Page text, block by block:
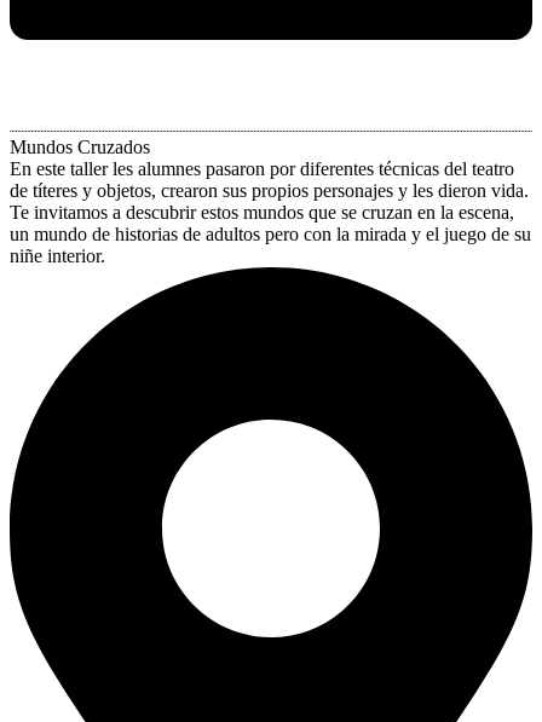
Mundos Cruzados
En este taller les alumnes pasaron por diferentes técnicas del teatro
de títeres y objetos, crearon sus propios personajes y les dieron vida.
Te invitamos a descubrir estos mundos que se cruzan en la escena,
un mundo de historias de adultos pero con la mirada y el juego de su
niñe interior.